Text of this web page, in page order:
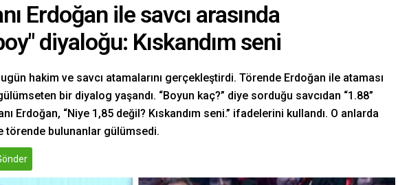
Erdoğan ile savcı arasında
diyaloğu: Kıskandım seni
hakim ve savcı atamalarını gerçekleştirdi. Törende Erdoğan ile ataması
bir diyalog yaşandı. “Boyun kaç?” diye sorduğu savcıdan “1.88”
Erdoğan, “Niye 1,85 değil? Kıskandım seni.” ifadelerini kullandı. O anlarda
törende bulunanlar gülümsedi.